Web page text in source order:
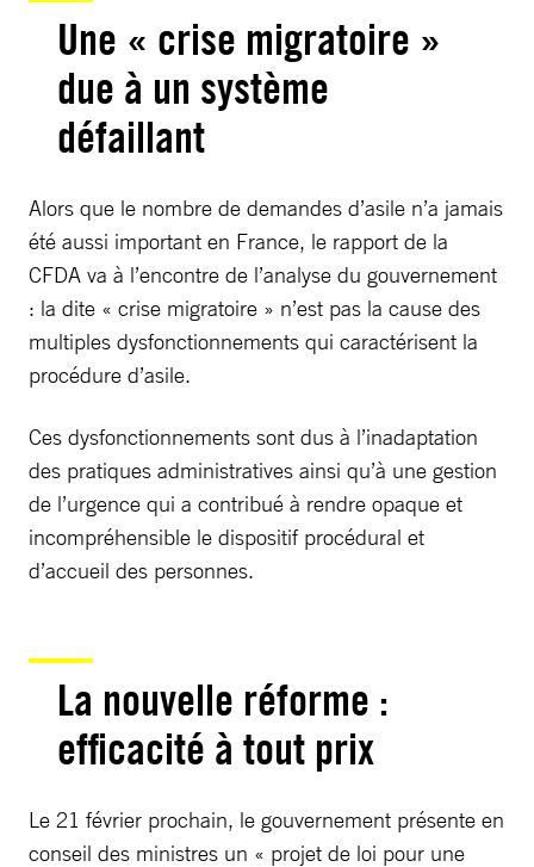
Une « crise migratoire »
due à un système
défaillant
Alors que le nombre de demandes d’asile n’a jamais
été aussi important en France, le rapport de la
CFDA va à l’encontre de l’analyse du gouvernement
: la dite « crise migratoire » n’est pas la cause des
multiples dysfonctionnements qui caractérisent la
procédure d’asile.
Ces dysfonctionnements sont dus à l’inadaptation
des pratiques administratives ainsi qu’à une gestion
de l’urgence qui a contribué à rendre opaque et
incompréhensible le dispositif procédural et
d’accueil des personnes.
La nouvelle réforme :
efficacité à tout prix
Le 21 février prochain, le gouvernement présente en
conseil des ministres un « projet de loi pour une